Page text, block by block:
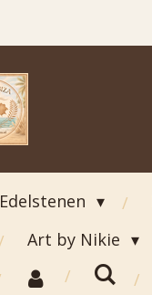
Edelstenen
Art by Nikie